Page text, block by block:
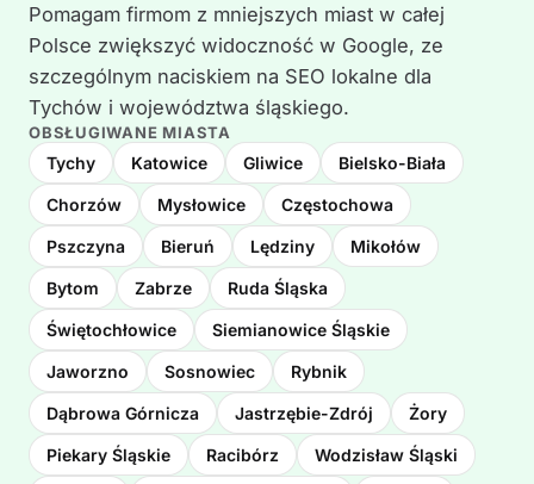
Pomagam firmom z mniejszych miast w całej
Polsce zwiększyć widoczność w Google, ze
szczególnym naciskiem na SEO lokalne dla
Tychów i województwa śląskiego.
OBSŁUGIWANE MIASTA
Tychy Katowice Gliwice Bielsko-Biała
Chorzów Mysłowice Częstochowa
Pszczyna Bieruń Lędziny Mikołów
Bytom Zabrze Ruda Śląska
Świętochłowice Siemianowice Śląskie
Jaworzno Sosnowiec Rybnik
Dąbrowa Górnicza Jastrzębie-Zdrój Żory
Piekary Śląskie Racibórz Wodzisław Śląski